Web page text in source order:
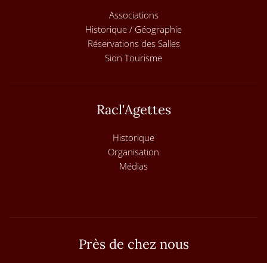
Associations
Historique / Géographie
Réservations des Salles
Sion Tourisme
Racl'Agettes
Historique
Organisation
Médias
Près de chez nous